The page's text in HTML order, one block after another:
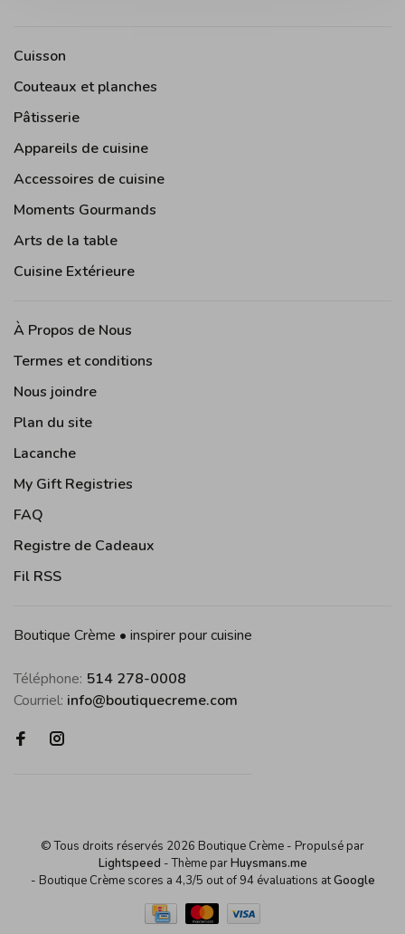
Cuisson
Couteaux et planches
Pâtisserie
Appareils de cuisine
Accessoires de cuisine
Moments Gourmands
Arts de la table
Cuisine Extérieure
À Propos de Nous
Termes et conditions
Nous joindre
Plan du site
Lacanche
My Gift Registries
FAQ
Registre de Cadeaux
Fil RSS
Boutique Crème • inspirer pour cuisine
Téléphone: 514 278-0008
Courriel: info@boutiquecreme.com
© Tous droits réservés 2026 Boutique Crème - Propulsé par
Lightspeed - Thème parHuysmans.me
- Boutique Crème scores a 4,3/5 out of94 évaluations atGoogle